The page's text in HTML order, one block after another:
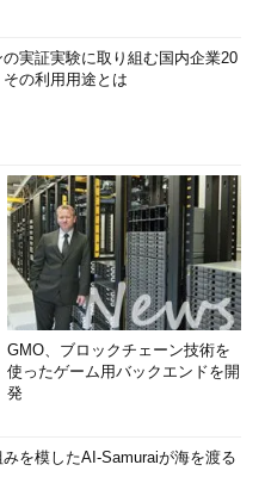
実証実験に取り組む国内企業20
の利用用途とは
GMO、ブロックチェーン技術を
使ったゲーム用バックエンドを開
発
を模したAI-Samuraiが海を渡る